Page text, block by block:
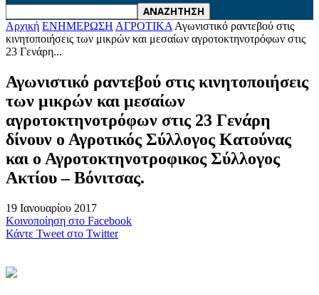
Αρχική ΕΝΗΜΕΡΩΣΗ ΑΓΡΟΤΙΚΑ Αγωνιστικό ραντεβού στις
κινητοποιήσεις των μικρών και μεσαίων αγροτοκτηνοτρόφων στις
23 Γενάρη...
Αγωνιστικό ραντεβού στις κινητοποιήσεις
των μικρών και μεσαίων
αγροτοκτηνοτρόφων στις 23 Γενάρη
δίνουν ο Αγροτικός Σύλλογος Κατούνας
και ο Αγροτοκτηνοτροφικος Σύλλογος
Ακτίου – Βόνιτσας.
19 Ιανουαρίου 2017
Κοινοποίηση στο Facebook
Κάντε Tweet στο Twitter